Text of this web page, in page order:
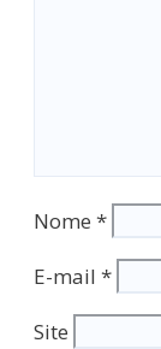
Nome *
E-mail *
Site